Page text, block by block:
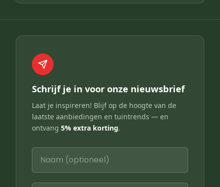
Schrijf je in voor onze nieuwsbrief
Laat je inspireren! Blijf op de hoogte van de
laatste aanbiedingen en tuintrends — en
ontvang 5% extra korting.